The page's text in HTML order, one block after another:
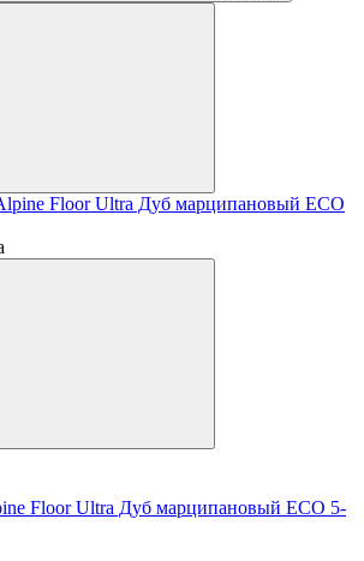
Floor Ultra Дуб марципановый ЕСО 5-